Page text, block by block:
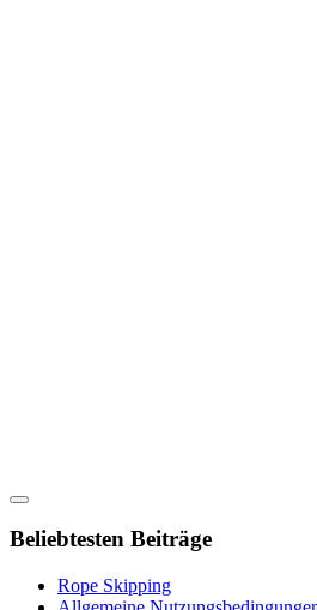
Beliebtesten Beiträge
Rope Skipping